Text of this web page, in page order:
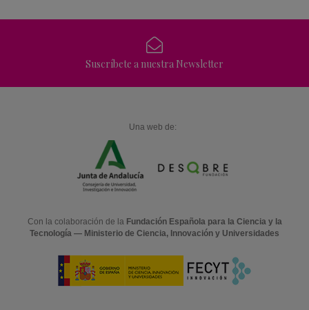
Suscríbete a nuestra Newsletter
Una web de:
Con la colaboración de la Fundación Española para la Ciencia y la
Tecnología — Ministerio de Ciencia, Innovación y Universidades